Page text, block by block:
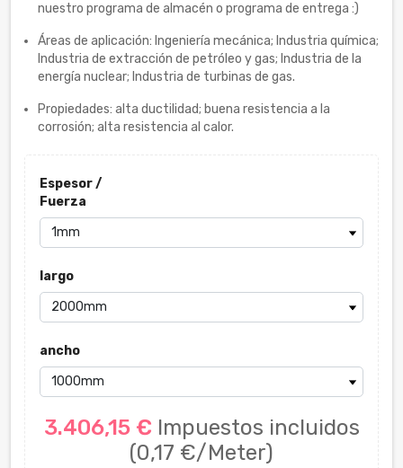
nuestro programa de almacén o programa de entrega :)
Áreas de aplicación: Ingeniería mecánica; Industria química;
Industria de extracción de petróleo y gas; Industria de la
energía nuclear; Industria de turbinas de gas.
Propiedades: alta ductilidad; buena resistencia a la
corrosión; alta resistencia al calor.
Espesor /
Fuerza
largo
ancho
3.406,15 € Impuestos incluidos
(0,17 €/Meter)